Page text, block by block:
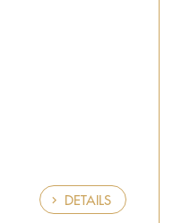
DETAILS